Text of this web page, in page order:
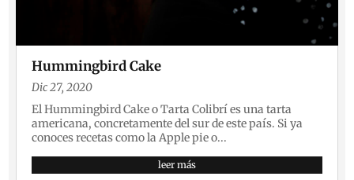
Hummingbird Cake
Dic 27, 2020
El Hummingbird Cake o Tarta Colibrí es una tarta
americana, concretamente del sur de este país. Si ya
conoces recetas como la Apple pie o...
leer más